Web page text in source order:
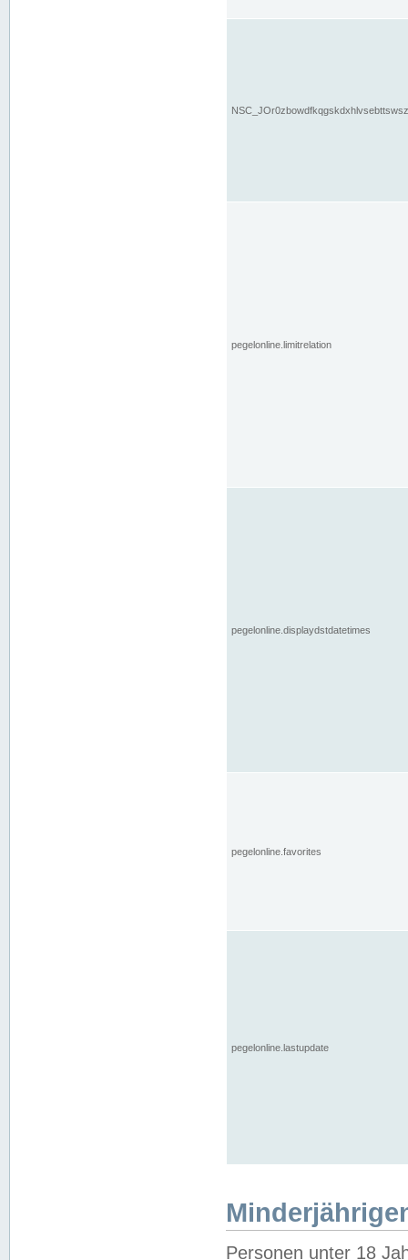
pegelonline.limitrelation
pegelonline.displaydstdatetimes
pegelonline.favorites
pegelonline.lastupdate
Personen unter 18